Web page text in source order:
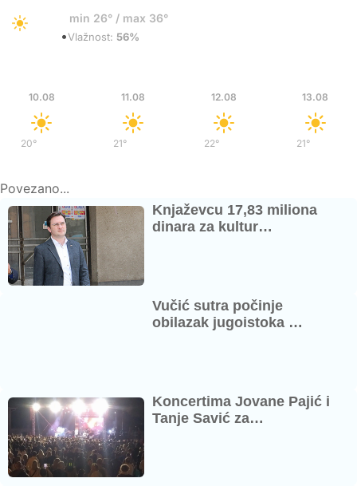
min 26° / max 36°
•Vlažnost: 56%
10.08
20°
11.08
21°
12.08
22°
13.08
21°/
Povezano...
Knjaževcu 17,83 miliona
dinara za kultur…
Vučić sutra počinje
obilazak jugoistoka …
Koncertima Jovane Pajić i
Tanje Savić za…